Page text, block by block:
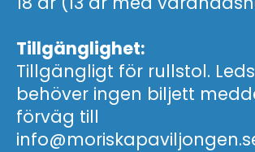
Tillgänglighet:
Tillgängligt för rullstol.
behöver ingen biljett
förväg till